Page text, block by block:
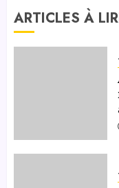
ARTICLES À